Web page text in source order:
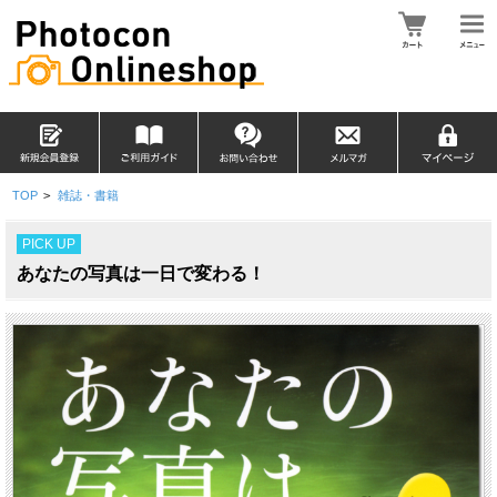
TOP > 雑誌・書籍
PICK UP
あなたの写真は一日で変わる！